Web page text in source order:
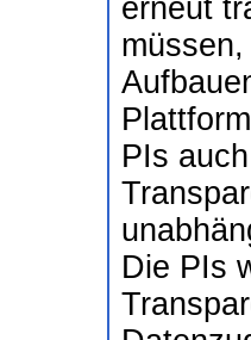
erneut
PIs
Die PIs